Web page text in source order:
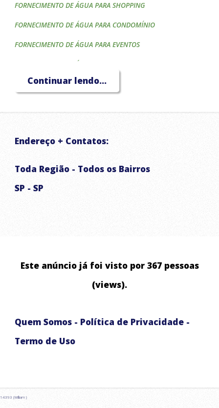
FORNECIMENTO DE ÁGUA PARA SHOPPING
FORNECIMENTO DE ÁGUA PARA CONDOMÍNIO
FORNECIMENTO DE ÁGUA PARA EVENTOS
FORNECIMENTO DE ÁGUA PARA CONSTRUTORAS
FORNECIMENTO DE ÁGUA PARA HOTÉIS
FORNECIMENTO DE ÁGUA PARA IRRIGAÇÃO
ABASTECIMENTO EMERGENCIAL
CHUVAS ARTIFICIAIS PARA EVENTOS E FILMAGENS
Continuar lendo...
Endereço + Contatos:
Toda Região - Todos os Bairros
SP - SP
Este anúncio já foi visto por 367 pessoas
(views).
Quem Somos - Política de Privacidade -
Termo de Uso
14393 (William )